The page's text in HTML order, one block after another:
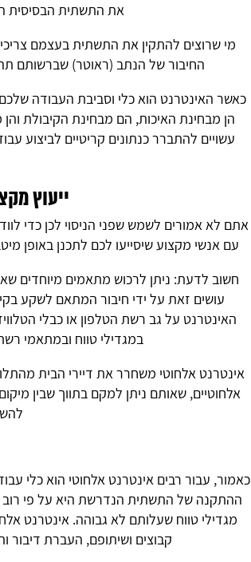
את התשתית הבסיסית
מי שרוצים להתקין את התשתית בעצמם
החיבור של הנתב (ראוטר) שברשותם
כאשר האינטרנט הוא כלי וסביבת העבודה
הן מבחינת האיכות, הם מבחינת הקיבולת
עשויים להתברר כנתונים קריטיים לביצוע
ייעוץ
אתם לא אמורים לשמש שפני הניסוי לכן כדי
עם אנשי מקצוע שיסייעו לכם לתכנן באופן
חשוב לדעת: ניתן לרכוש מתאמים מיוחדים
עושים זאת על ידי חיבור המתאם לשקע
האינטרנט על גב רשת הטלפון או כבלי
במגדילי טווח ובמתאמי
אינטרנט אלחוטי משחרר את דיירי הבית
אלחוטיים, שאותם ניתן למקם בתווך שבין
כאמור, עבור רבים אינטרנט אלחוטי הוא כלי
ההתקנה של התשתית הנדרשת היא על פי
מגדילי טווח שעלותם לא גבוהה. אינטרנט
קבוצים ושיתופם, העברת דיבור